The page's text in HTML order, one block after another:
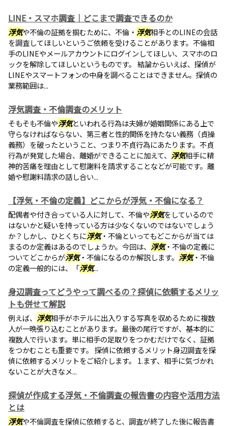
LINE・スマホ調査｜どこまで調査できるのか
浮気や不倫の証拠を掴むために、不倫・ 浮気相手とのLINEの会話
を調査してほしいというご依頼を受けることがあります。不倫相
手のLINEやメールアカウントにログインしてほしい、スマホのロ
ックを解除してほしいというものです。 結論からいえば、探偵が
LINEやスマートフォンの中身を調べることはできません。探偵の
業務範囲は...
浮気調査・不倫調査のメリット
そもそも不倫や浮気といわれる行為は夫婦が婚姻関係にある上で
守らなければならない、第三者と性的関係を持たない義務（貞操
義務）を破ったということ、つまり不貞行為にあたります。不貞
行為が発覚した場合、離婚ができることに加えて、 浮気相手に精
神的苦痛を理由として慰謝料を請求することなどが可能です。離
婚や慰謝料請求の話し合い...
【浮気・不倫の定義】どこからが浮気・不倫になる？
配偶者や付き合っている人に対して、不倫や浮気をしているので
はないかと疑いを持っている方は少なくないのではないでしょう
か？しかし、ひとくちに浮気・不倫といってもどこからが当ては
まるのか定義はあるのでしょうか。今回は、 浮気・不倫の定義に
ついてどこからが浮気・不倫になるのか解説します。 浮気・不倫
の定義一般的には、「浮気...
身辺調査ってどうやって調べるの？探偵に依頼するメリッ
トも併せて解説
例えば、 浮気相手がホテルに出入りする写真を収めるために複数
人が一晩張り込むことがあります。最後の尾行ですが、基本的に
複数人で行います。単に相手の足取りをつかむだけでなく、証拠
をつかむことも重要です。 探偵に依頼するメリット身辺調査を探
偵に依頼するメリットをご紹介します。 1.まず、相手に気づかれ
ないことが大きなメ...
探偵が作成する浮気・不倫調査の報告書の内容や活用方法
とは
浮気や不倫調査を探偵に依頼すると、調査が終了した後に報告書